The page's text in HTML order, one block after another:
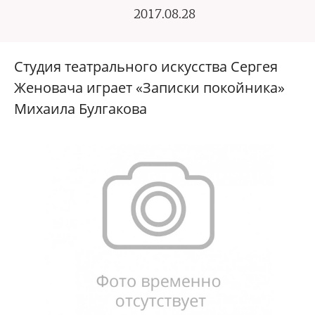
2017.08.28
Студия театрального искусства Сергея
Женовача играет «Записки покойника»
Михаила Булгакова